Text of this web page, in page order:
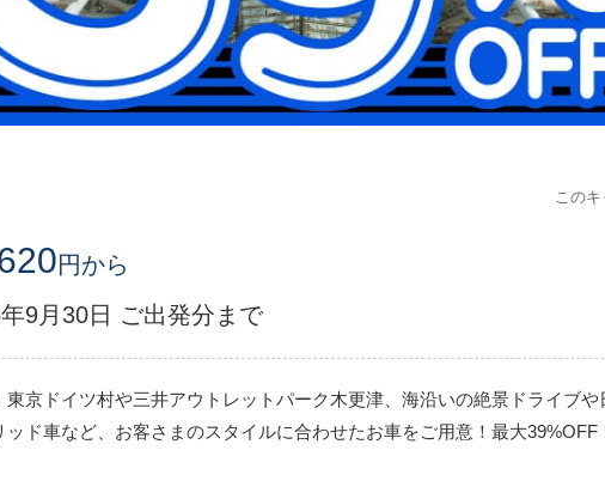
この
円から
9月30日 ご出発分まで
京ドイツ村や三井アウトレットパーク木更津、海沿いの絶景ドライブ
ド車など、お客さまのスタイルに合わせたお車をご用意！最大